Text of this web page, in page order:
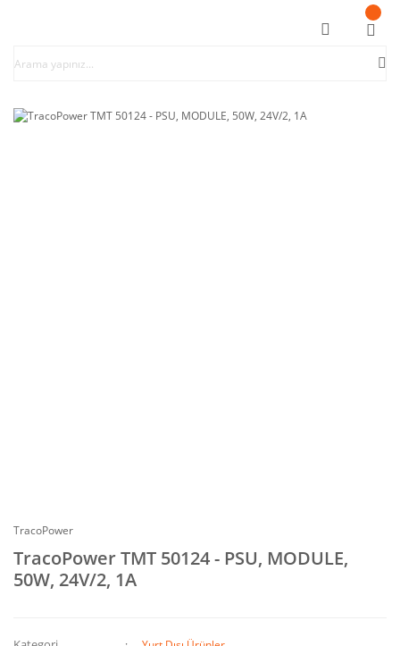
TracoPower
TracoPower TMT 50124 - PSU, MODULE,
50W, 24V/2, 1A